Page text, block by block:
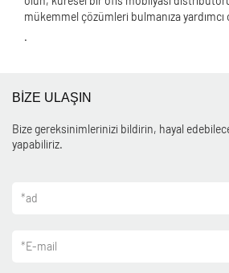
mükemmel çözümleri bulmanıza yardımcı
.
BİZE ULAŞIN
Bize gereksinimlerinizi bildirin, hayal
yapabiliriz.
*ad
*E-mail